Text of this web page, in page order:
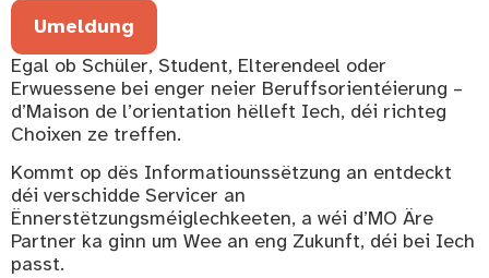
Umeldung
Egal ob Schüler, Student, Elterendeel oder
Erwuessene bei enger neier Beruffsorientéierung –
d’Maison de l’orientation hëlleft Iech, déi richteg
Choixen ze treffen.
Kommt op dës Informatiounssëtzung an entdeckt
déi verschidde Servicer an
Ënnerstëtzungsméiglechkeeten, a wéi d’MO Äre
Partner ka ginn um Wee an eng Zukunft, déi bei Iech
passt.